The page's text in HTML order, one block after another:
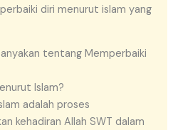
diri menurut islam yang
tentang Memperbaiki
Islam?
adalah proses
kehadiran Allah SWT dalam